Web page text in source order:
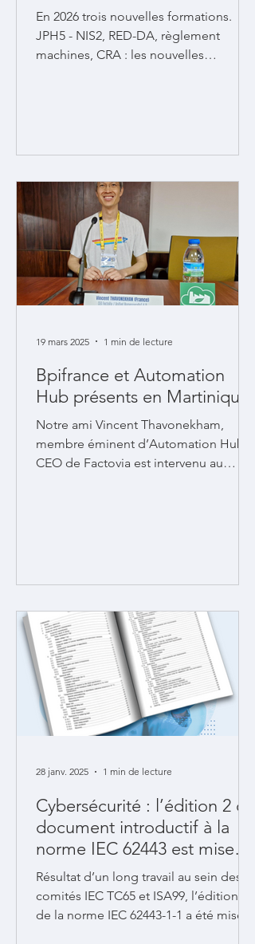
En 2026 trois nouvelles formations.
JPH5 - NIS2, RED-DA, règlement
machines, CRA : les nouvelles
Bpifrance et Automation
Hub présents en Martinique
Notre ami Vincent Thavonekham,
membre éminent d’Automation Hub,
CEO de Factovia est intervenu au
19 mars 2025 1 min de lecture
Cybersécurité : l’édition 2 du
document introductif à la
norme IEC 62443 est mise
en circulation
Résultat d’un long travail au sein des
comités IEC TC65 et ISA99, l’édition 2
de la norme IEC 62443-1-1 a été mise
28 janv. 2025 1 min de lecture